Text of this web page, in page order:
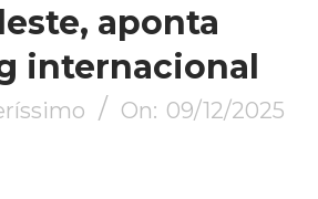
aponta
internacional
On: 09/12/2025